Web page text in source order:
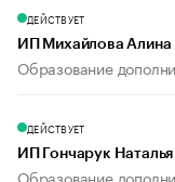
ДЕЙСТВУЕТ
ИП Михайлова Алина
Образование
ДЕЙСТВУЕТ
ИП Гончарук
Образование